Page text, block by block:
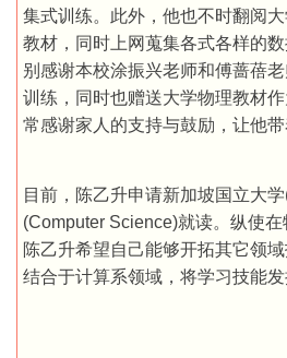
集式训练。此外，他也不时翻阅
教材，同时上网蒐集各式各样的
别感谢本校涂振兴老师和傅蔷蓓
训练，同时也赠送大学物理教材
常感谢家人的支持与鼓励，让他带
目前，陈乙升申请新加坡国立大
(Computer Science)就读。纵使
陈乙升希望自己能够开拓其它领
结合于计算系领域，将学习技能发